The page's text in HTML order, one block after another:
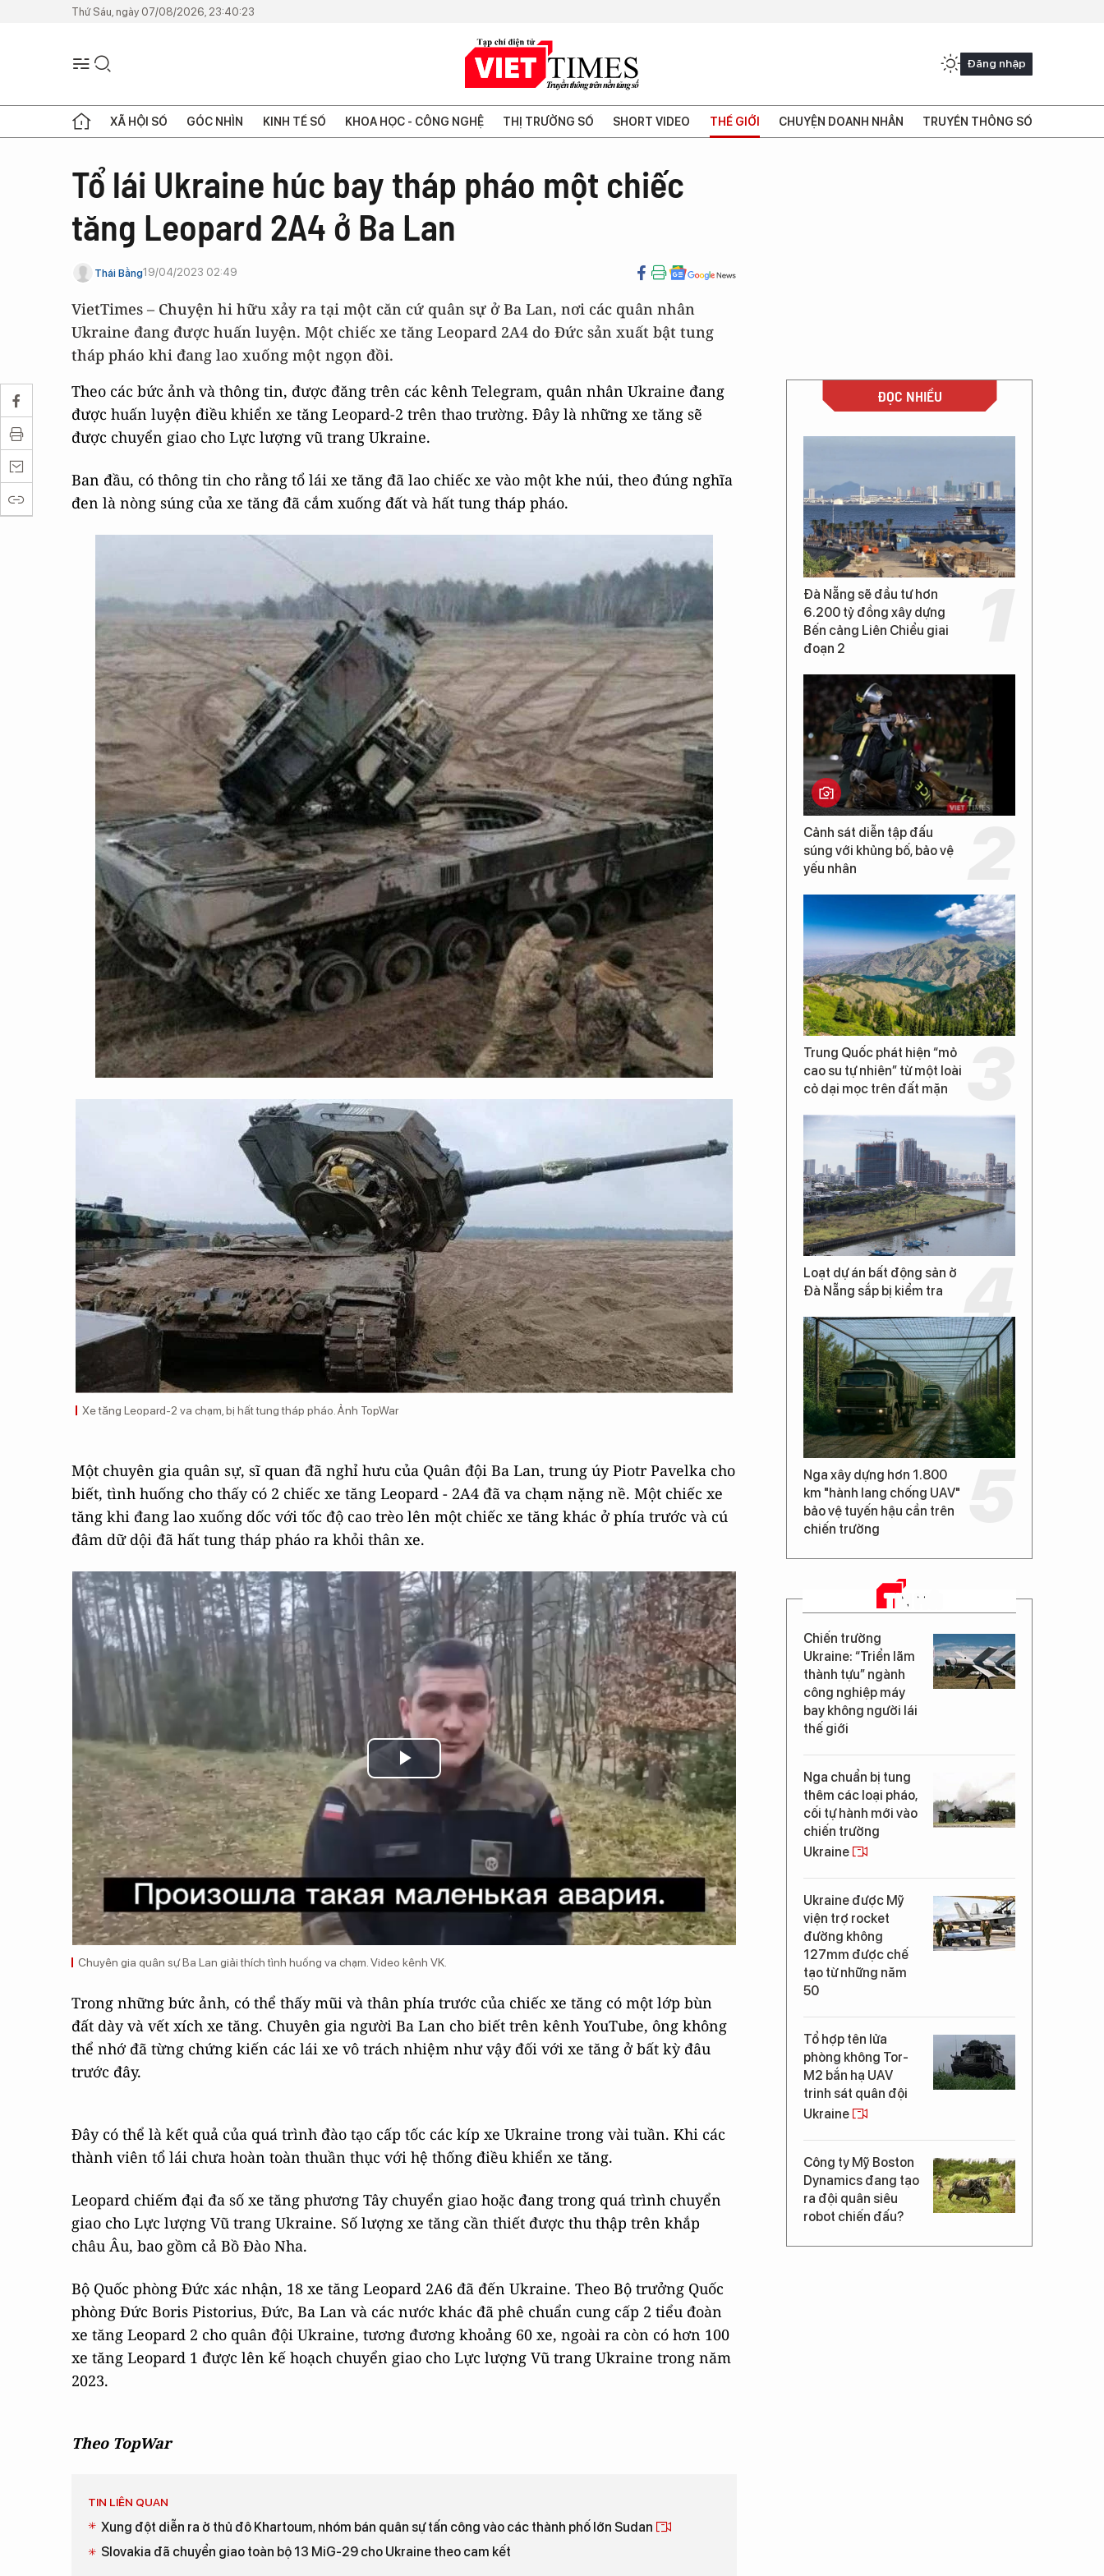
Thứ Sáu, ngày 07/08/2026, 23:40:23
Đăng nhập
XÃ HỘI SỐ GÓC NHÌN KINH TẾ SỐ KHOA HỌC - CÔNG NGHỆ THỊ TRƯỜNG SỐ SHORT VIDEO THẾ GIỚI CHUYỆN DOANH NHÂN TRUYỀN THÔNG SỐ
Tổ lái Ukraine húc bay tháp pháo một chiếc
tăng Leopard 2A4 ở Ba Lan
Thái Bằng19/04/2023 02:49
VietTimes – Chuyện hi hữu xảy ra tại một căn cứ quân sự ở Ba Lan, nơi các quân nhân
Ukraine đang được huấn luyện. Một chiếc xe tăng Leopard 2A4 do Đức sản xuất bật tung
tháp pháo khi đang lao xuống một ngọn đồi.
Theo các bức ảnh và thông tin, được đăng trên các kênh Telegram, quân nhân Ukraine đang
được huấn luyện điều khiển xe tăng Leopard-2 trên thao trường. Đây là những xe tăng sẽ
được chuyển giao cho Lực lượng vũ trang Ukraine.
Ban đầu, có thông tin cho rằng tổ lái xe tăng đã lao chiếc xe vào một khe núi, theo đúng nghĩa
đen là nòng súng của xe tăng đã cắm xuống đất và hất tung tháp pháo.
Xe tăng Leopard-2 va chạm, bị hất tung tháp pháo. Ảnh TopWar
Một chuyên gia quân sự, sĩ quan đã nghỉ hưu của Quân đội Ba Lan, trung úy Piotr Pavelka cho
biết, tình huống cho thấy có 2 chiếc xe tăng Leopard - 2A4 đã va chạm nặng nề. Một chiếc xe
tăng khi đang lao xuống dốc với tốc độ cao trèo lên một chiếc xe tăng khác ở phía trước và cú
đâm dữ dội đã hất tung tháp pháo ra khỏi thân xe.
Play
Video
Chuyên gia quân sự Ba Lan giải thích tình huống va chạm. Video kênh VK.
Trong những bức ảnh, có thể thấy mũi và thân phía trước của chiếc xe tăng có một lớp bùn
đất dày và vết xích xe tăng. Chuyên gia người Ba Lan cho biết trên kênh YouTube, ông không
thể nhớ đã từng chứng kiến ​​các lái xe vô trách nhiệm như vậy đối với xe tăng ở bất kỳ đâu
trước đây.
Đây có thể là kết quả của quá trình đào tạo cấp tốc các kíp xe Ukraine trong vài tuần. Khi các
thành viên tổ lái chưa hoàn toàn thuần thục với hệ thống điều khiển xe tăng.
Leopard chiếm đại đa số xe tăng phương Tây chuyển giao hoặc đang trong quá trình chuyển
giao cho Lực lượng Vũ trang Ukraine. Số lượng xe tăng cần thiết được thu thập trên khắp
châu Âu, bao gồm cả Bồ Đào Nha.
Bộ Quốc phòng Đức xác nhận, 18 xe tăng Leopard 2A6 đã đến Ukraine. Theo Bộ trưởng Quốc
phòng Đức Boris Pistorius, Đức, Ba Lan và các nước khác đã phê chuẩn cung cấp 2 tiểu đoàn
xe tăng Leopard 2 cho quân đội Ukraine, tương đương khoảng 60 xe, ngoài ra còn có hơn 100
xe tăng Leopard 1 được lên kế hoạch chuyển giao cho Lực lượng Vũ trang Ukraine trong năm
2023.
Theo TopWar
TIN LIÊN QUAN
Xung đột diễn ra ở thủ đô Khartoum, nhóm bán quân sự tấn công vào các thành phố lớn Sudan
Slovakia đã chuyển giao toàn bộ 13 MiG-29 cho Ukraine theo cam kết
ĐỌC NHIỀU
Đà Nẵng sẽ đầu tư hơn
6.200 tỷ đồng xây dựng
Bến cảng Liên Chiểu giai
đoạn 2
Cảnh sát diễn tập đấu
súng với khủng bố, bảo vệ
yếu nhân
Trung Quốc phát hiện “mỏ
cao su tự nhiên” từ một loài
cỏ dại mọc trên đất mặn
Loạt dự án bất động sản ở
Đà Nẵng sắp bị kiểm tra
Nga xây dựng hơn 1.800
km "hành lang chống UAV"
bảo vệ tuyến hậu cần trên
chiến trường
TIN MỚI
Chiến trường
Ukraine: “Triển lãm
thành tựu” ngành
công nghiệp máy
bay không người lái
thế giới
Nga chuẩn bị tung
thêm các loại pháo,
cối tự hành mới vào
chiến trường
Ukraine
Ukraine được Mỹ
viện trợ rocket
đường không
127mm được chế
tạo từ những năm
50
Tổ hợp tên lửa
phòng không Tor-
M2 bắn hạ UAV
trinh sát quân đội
Ukraine
Công ty Mỹ Boston
Dynamics đang tạo
ra đội quân siêu
robot chiến đấu?